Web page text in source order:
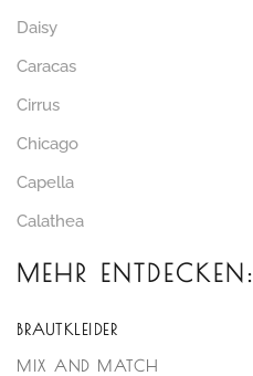
Daisy
Caracas
Cirrus
Chicago
Capella
Calathea
MEHR ENTDECKEN:
BRAUTKLEIDER
MIX AND MATCH